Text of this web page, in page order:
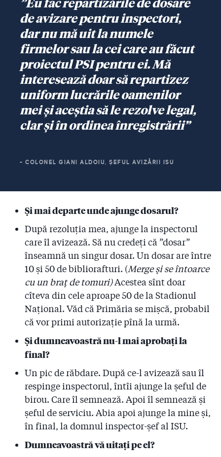
de avizare pentru inspectori,
dar nu mă uit la numele
firmelor sau la cei care au făcut
proiectul PSI pentru ei. Mă
interesează doar să repartizez
uniform lucrările oamenilor
mei și aceștia să le rezolve legal,
clar și în ordinea înregistrării”
- COLONEL GIANI ALDOIU, ȘEFUL AVIZĂRII ISU
Și mai departe unde ajunge dosarul?
După rezoluția mea, ajunge la inspectorul
care îl avizează. Să nu credeți că ”dosar”
înseamnă un singur dosar. Un dosar are între
10 și 50 de bibliorafturi. (Merge și se întoarce
cu un braț de tomuri)Acestea sînt doar
cîteva din cele aproape 50 de la Stadionul
Național. Văd că Primăria se mișcă, probabil
că vor primi autorizație pînă la urmă.
Și dumneavoastră nu-l mai aprobați la
final?
Un pic de răbdare. După ce-l avizează sau îl
respinge inspectorul, întîi ajunge la șeful de
birou. Care îl semnează. Apoi îl semnează și
șeful de serviciu. Abia apoi ajunge la mine și,
în final, la domnul inspector-șef al ISU.
Dumneavoastră vă uitați pe el?